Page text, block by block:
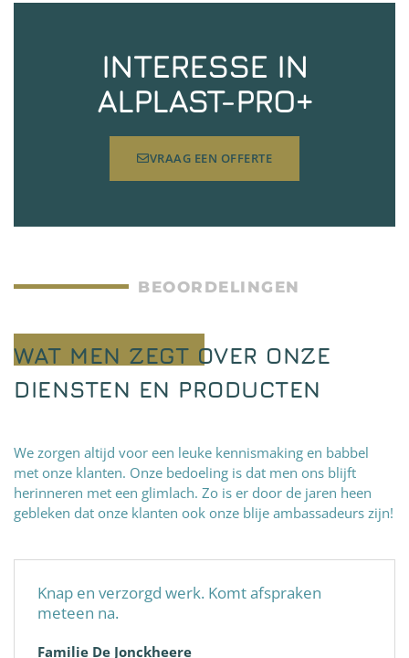
INTERESSE IN
ALPLAST-PRO+
VRAAG EEN OFFERTE
BEOORDELINGEN
WAT MEN ZEGT OVER ONZE
DIENSTEN EN PRODUCTEN
We zorgen altijd voor een leuke kennismaking en babbel
met onze klanten. Onze bedoeling is dat men ons blijft
herinneren met een glimlach. Zo is er door de jaren heen
gebleken dat onze klanten ook onze blije ambassadeurs zijn!
Knap en verzorgd werk. Komt afspraken
meteen na.
Familie De Jonckheere